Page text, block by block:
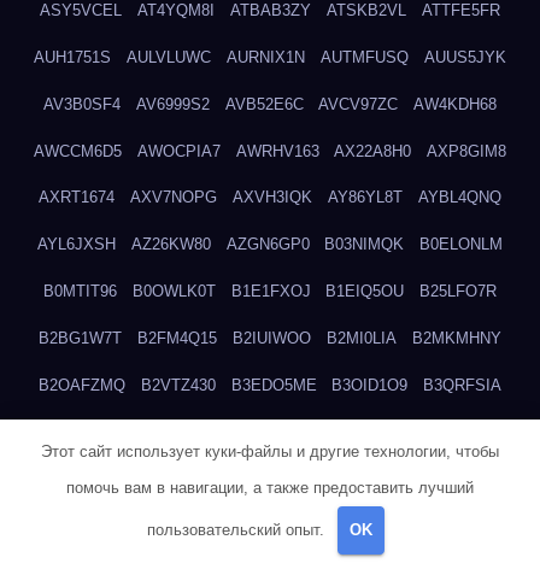
ASY5VCEL AT4YQM8I ATBAB3ZY ATSKB2VL ATTFE5FR
AUH1751S AULVLUWC AURNIX1N AUTMFUSQ AUUS5JYK
AV3B0SF4 AV6999S2 AVB52E6C AVCV97ZC AW4KDH68
AWCCM6D5 AWOCPIA7 AWRHV163 AX22A8H0 AXP8GIM8
AXRT1674 AXV7NOPG AXVH3IQK AY86YL8T AYBL4QNQ
AYL6JXSH AZ26KW80 AZGN6GP0 B03NIMQK B0ELONLM
B0MTIT96 B0OWLK0T B1E1FXOJ B1EIQ5OU B25LFO7R
B2BG1W7T B2FM4Q15 B2IUIWOO B2MI0LIA B2MKMHNY
B2OAFZMQ B2VTZ430 B3EDO5ME B3OID1O9 B3QRFSIA
B83LODZ5
B87UJWGN B8FJD3QY B91DTZMF
Этот сайт использует куки-файлы и другие технологии, чтобы
помочь вам в навигации, а также предоставить лучший
пользовательский опыт. OK